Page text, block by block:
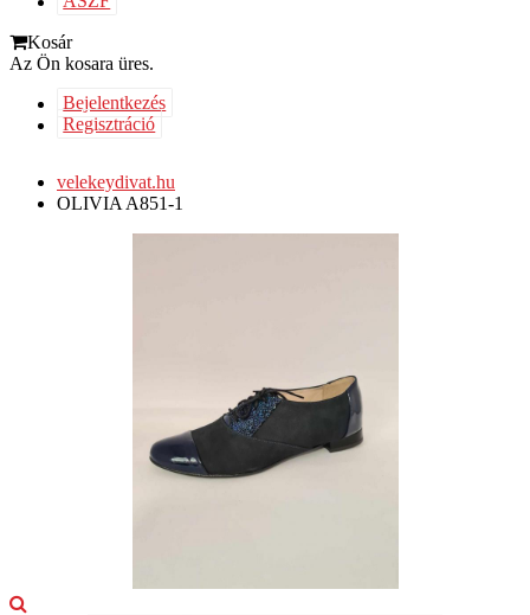
Kosár
Az Ön kosara üres.
Bejelentkezés
Regisztráció
velekeydivat.hu
OLIVIA A851-1